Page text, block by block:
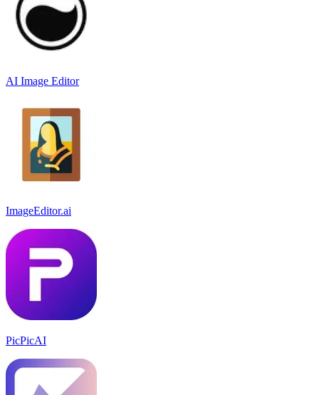
AI Image Editor
ImageEditor.ai
PicPicAI